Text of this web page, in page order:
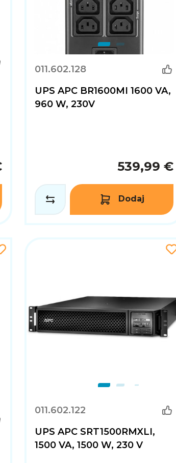
011.602.128
UPS APC BR1600MI 1600 VA,
960 W, 230V
539,99 €
Dodaj
011.602.122
UPS APC SRT1500RMXLI,
1500 VA, 1500 W, 230 V